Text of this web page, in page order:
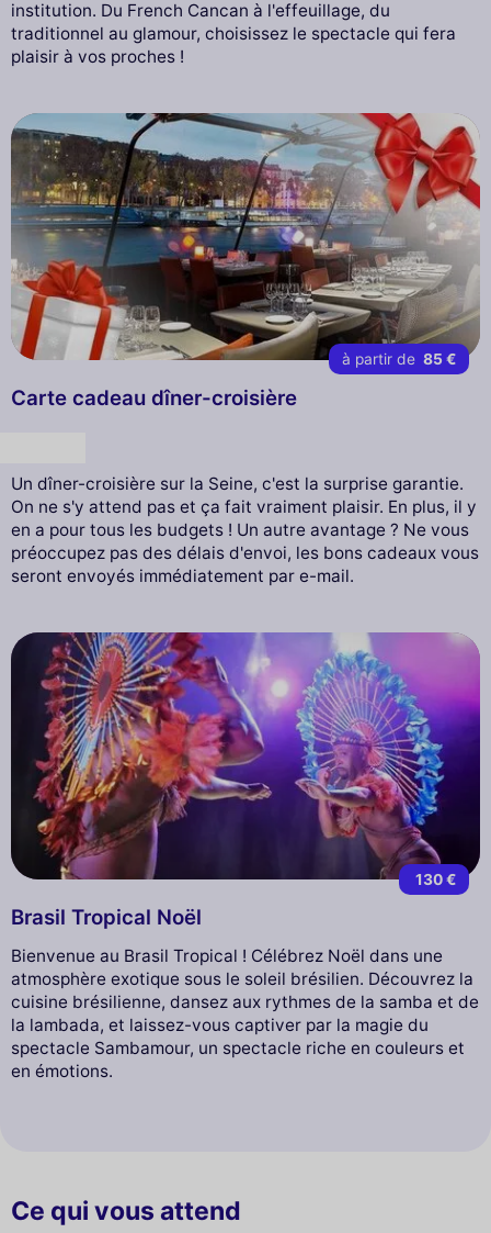
institution. Du French Cancan à l'effeuillage, du
traditionnel au glamour, choisissez le spectacle qui fera
plaisir à vos proches !
à partir de 85 €
Carte cadeau dîner-croisière
Un dîner-croisière sur la Seine, c'est la surprise garantie.
On ne s'y attend pas et ça fait vraiment plaisir. En plus, il y
en a pour tous les budgets ! Un autre avantage ? Ne vous
préoccupez pas des délais d'envoi, les bons cadeaux vous
seront envoyés immédiatement par e-mail.
130 €
Brasil Tropical Noël
Bienvenue au Brasil Tropical ! Célébrez Noël dans une
atmosphère exotique sous le soleil brésilien. Découvrez la
cuisine brésilienne, dansez aux rythmes de la samba et de
la lambada, et laissez-vous captiver par la magie du
spectacle Sambamour, un spectacle riche en couleurs et
en émotions.
Ce qui vous attend